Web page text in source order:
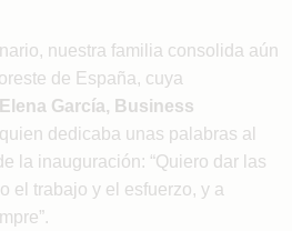
nuestra familia consolida aún
de España, cuya
Elena García, Business
, quien dedicaba unas palabras al
la inauguración: “Quiero dar las
el trabajo y el esfuerzo, y a